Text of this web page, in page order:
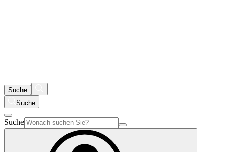
Suche
Suche
Suche